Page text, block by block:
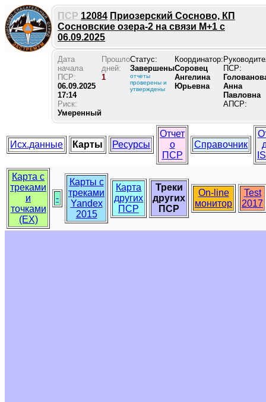
ПСР 12084 Приозерский Сосново, КП
Сосновские озера-2 на связи М+1 с
06.09.2025
Дата
начала
ПСР:
06.09.2025
17:14
Риск:
Умеренный
Прошло
дней:
1
Статус:
Завершены
отчеты
проверены и
утверждены
Координатор:
Соровец
Ангелина
Юрьевна
ПСР:
Анна
Павловна
АПСР:
Исх.данные Карты Ресурсы
Отчет
о
ПСР
Справочник
Карта с
треками
и
точками
(EX)
-
Карты с
треками
Yandex
2015
Карта
других
ПСР
Треки
других
ПСР
On-line
монитор
Test
2017